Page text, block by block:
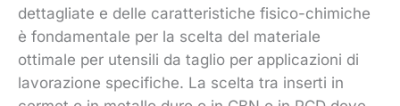
dettagliate e delle caratteristiche fisico-chimiche
è fondamentale per la scelta del materiale
ottimale per utensili da taglio per applicazioni di
lavorazione specifiche. La scelta tra inserti in